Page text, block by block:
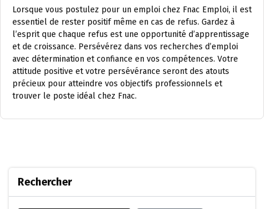
Lorsque vous postulez pour un emploi chez Fnac Emploi, il est
essentiel de rester positif même en cas de refus. Gardez à
l’esprit que chaque refus est une opportunité d’apprentissage
et de croissance. Persévérez dans vos recherches d’emploi
avec détermination et confiance en vos compétences. Votre
attitude positive et votre persévérance seront des atouts
précieux pour atteindre vos objectifs professionnels et
trouver le poste idéal chez Fnac.
Rechercher